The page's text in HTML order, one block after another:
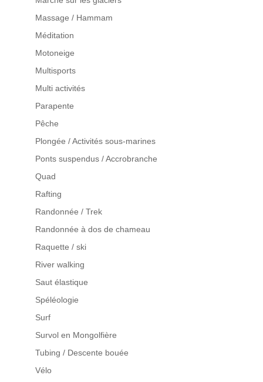
Massage / Hammam
Méditation
Motoneige
Multisports
Multi activités
Parapente
Pêche
Plongée / Activités sous-marines
Ponts suspendus / Accrobranche
Quad
Rafting
Randonnée / Trek
Randonnée à dos de chameau
Raquette / ski
River walking
Saut élastique
Spéléologie
Surf
Survol en Mongolfière
Tubing / Descente bouée
Vélo